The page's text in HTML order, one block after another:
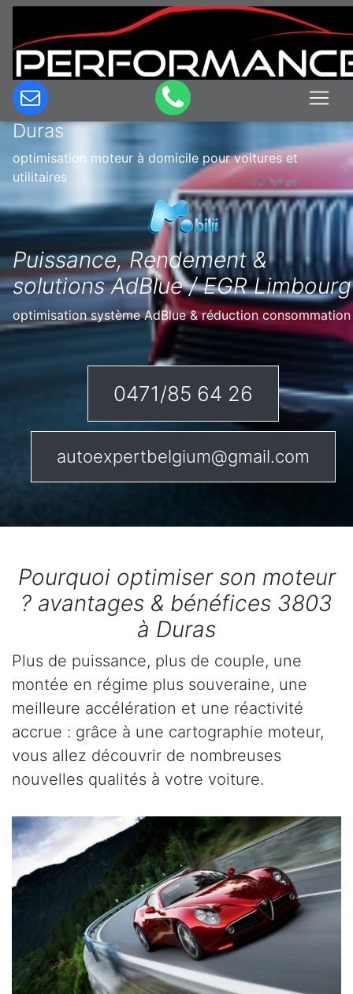
Optimisation & Reprogrammation
moteur à domicile en Belgique à
Duras
optimisation moteur à domicile pour voitures et
utilitaires
Puissance, Rendement &
solutions AdBlue / EGR Limbourg
optimisation système AdBlue & réduction consommation
0471/85 64 26
autoexpertbelgium@gmail.com
Pourquoi optimiser son moteur
? avantages & bénéfices 3803
à Duras
Plus de puissance, plus de couple, une
montée en régime plus souveraine, une
meilleure accélération et une réactivité
accrue : grâce à une cartographie moteur,
vous allez découvrir de nombreuses
nouvelles qualités à votre voiture.